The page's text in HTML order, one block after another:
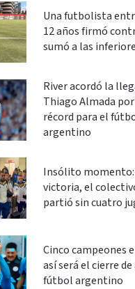
Una futbolista
12 años firmó
sumó a las
River acordó la
Thiago Almada
récord para el
argentino
Insólito
victoria, el
partió sin cuatro
Cinco campeones
así será el cierre
fútbol argentino